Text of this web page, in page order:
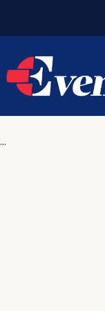
Vivaldi,
Aer curat la Iași! Nicio depășire a pragurilor de alertă